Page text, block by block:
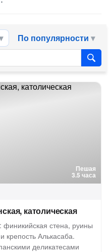
По популярности
Пешая
3.5 часа
католическая
стена, руины
крепость Алькасаба.
деликатесами